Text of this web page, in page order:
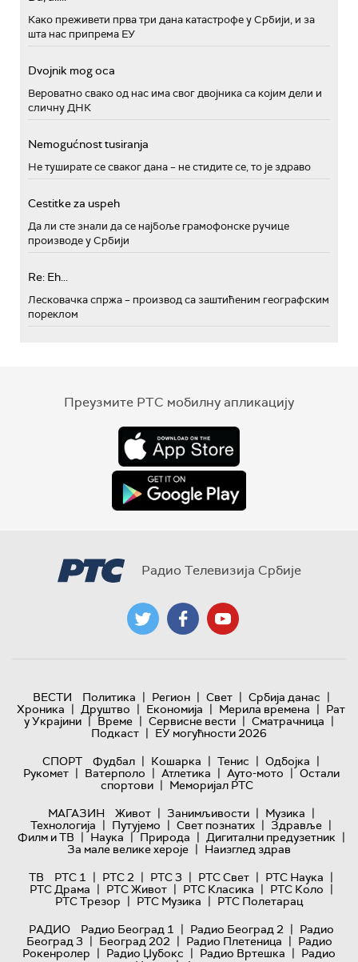
Како преживети прва три дана катастрофе у Србији, и за
шта нас припрема ЕУ
Dvojnik mog oca
Вероватно свако од нас има свог двојника са којим дели и
сличну ДНК
Nemogućnost tusiranja
Не туширате се сваког дана – не стидите се, то је здраво
Cestitke za uspeh
Да ли сте знали да се најбоље грамофонске ручице
производе у Србији
Re: Eh...
Лесковачка спржа – производ са заштићеним географским
пореклом
Преузмите РТС мобилну апликацију
Радио Телевизија Србије
ВЕСТИ Политика | Регион | Свет | Србија данас |
Хроника | Друштво | Економија | Мерила времена | Рат
у Украјини | Време | Сервисне вести | Сматрачница |
Подкаст | ЕУ могућности 2026
СПОРТ
Фудбал | Кошарка | Тенис | Одбојка |
Рукомет | Ватерполо | Атлетика | Ауто-мото | Остали
спортови | Меморијал РТС
МАГАЗИН
Живот | Занимљивости | Музика |
Технологијa | Путујемо | Свет познатих | Здравље |
Филм и ТВ | Наука | Природа | Дигитални предузетник |
За мале велике хероје | Наизглед здрав
ТВ
РТС 1 | РТС 2 | РТС 3 | РТС Свет | РТС Наука |
РТС Драма | РТС Живот | РТС Класика | РТС Коло |
РТС Трезор | РТС Музика | РТС Полетарац
РАДИО
Радио Београд 1 | Радио Београд 2 | Радио
Београд 3 | Београд 202 | Радио Плетеница | Радио
Рокенролер | Радио Џубокс | Радио Вртешка | Радио